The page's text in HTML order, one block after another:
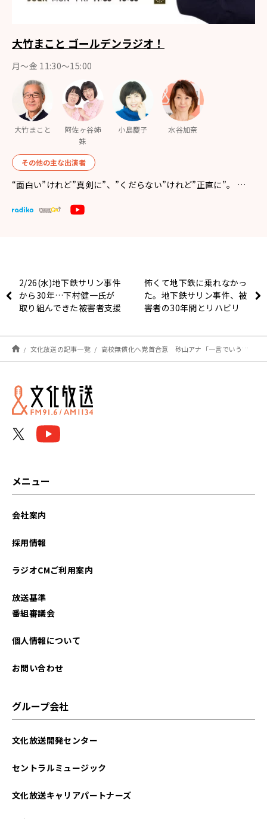
大竹まこと ゴールデンラジオ！
月〜金 11:30～15:00
大竹まこと
阿佐ヶ谷姉
妹
小島慶子 水谷加奈
その他の主な出演者
“面白い”けれど”真剣に”、”くだらない”けれど”正直に”。 …
2/26(水)地下鉄サリン事件
から30年…下村健一氏が
取り組んできた被害者支援
検査院長田中弥生氏が会計
検査の仕事について紹介！
怖くて地下鉄に乗れなかっ
た。地下鉄サリン事件、被
害者の30年間とリハビリ
文化放送の記事一覧 高校無償化へ党首合意 砂山アナ「一言でいうと、所得に関係なく行きたい学校に行けるようになるっていう」
メニュー
会社案内
採用情報
ラジオCMご利用案内
放送基準
番組審議会
個人情報について
お問い合わせ
グループ会社
文化放送開発センター
セントラルミュージック
文化放送キャリアパートナーズ